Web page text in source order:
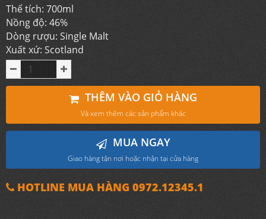
Thể tích: 700ml
Nồng độ: 46%
Dòng rượu: Single Malt
Xuất xứ: Scotland
THÊM VÀO GIỎ HÀNG
Và xem thêm các sản phẩm khác
MUA NGAY
Giao hàng tận nơi hoặc nhận tại cửa hàng
HOTLINE MUA HÀNG 0972.12345.1